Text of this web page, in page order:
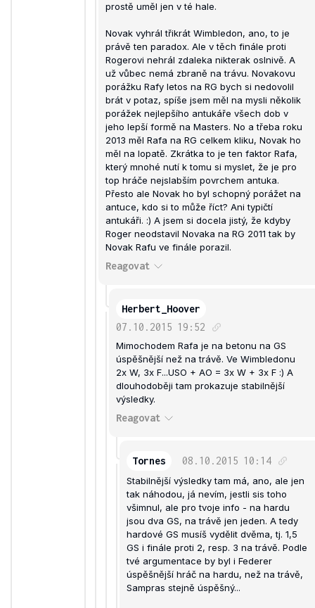
prostě uměl jen v té hale.
Novak vyhrál třikrát Wimbledon, ano, to je
právě ten paradox. Ale v těch finále proti
Rogerovi nehrál zdaleka nikterak oslnivě. A
už vůbec nemá zbraně na trávu. Novakovu
porážku Rafy letos na RG bych si nedovolil
brát v potaz, spíše jsem měl na mysli několik
porážek nejlepšího antukáře všech dob v
jeho lepší formě na Masters. No a třeba roku
2013 měl Rafa na RG celkem kliku, Novak ho
měl na lopatě. Zkrátka to je ten faktor Rafa,
který mnohé nutí k tomu si myslet, že je pro
top hráče nejslabším povrchem antuka.
Přesto ale Novak ho byl schopný porážet na
antuce, kdo si to může říct? Ani typičtí
antukáři. :) A jsem si docela jistý, že kdyby
Roger neodstavil Novaka na RG 2011 tak by
Novak Rafu ve finále porazil.
Reagovat
Herbert_Hoover
07.10.2015 19:52
Mimochodem Rafa je na betonu na GS
úspěšnější než na trávě. Ve Wimbledonu
2x W, 3x F...USO + AO = 3x W + 3x F :) A
dlouhodoběji tam prokazuje stabilnější
výsledky.
Reagovat
Tornes 08.10.2015 10:14
Stabilnější výsledky tam má, ano, ale jen
tak náhodou, já nevím, jestli sis toho
všimnul, ale pro tvoje info - na hardu
jsou dva GS, na trávě jen jeden. A tedy
hardové GS musíš vydělit dvěma, tj. 1,5
GS i finále proti 2, resp. 3 na trávě. Podle
tvé argumentace by byl i Federer
úspěšnější hráč na hardu, než na trávě,
Sampras stejně úspěšný...